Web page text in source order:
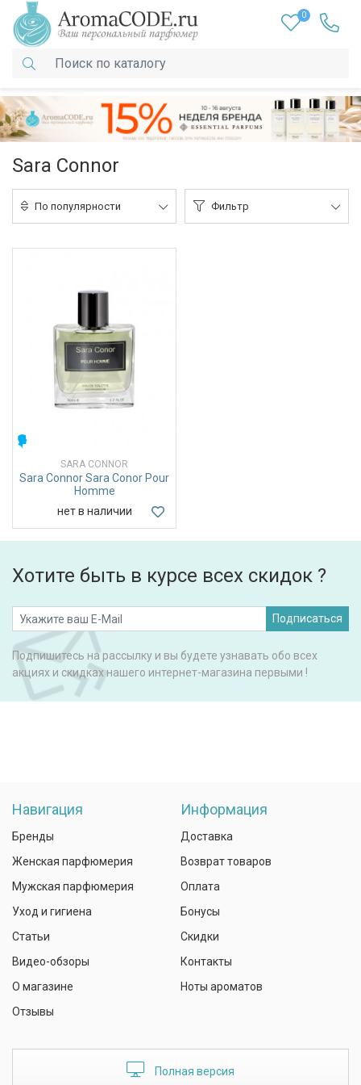
0
Sara Connor
По популярности Фильтр
SARA CONNOR
Sara Connor Sara Conor Pour
Homme
нет в наличии
Хотите быть в курсе всех скидок ?
Подписаться
Подпишитесь на рассылку и вы будете узнавать обо всех
акциях и скидках нашего интернет-магазина первыми !
Навигация
Бренды
Женская парфюмерия
Мужская парфюмерия
Уход и гигиена
Статьи
Видео-обзоры
О магазине
Отзывы
Информация
Доставка
Возврат товаров
Оплата
Бонусы
Скидки
Контакты
Ноты ароматов
Полная версия